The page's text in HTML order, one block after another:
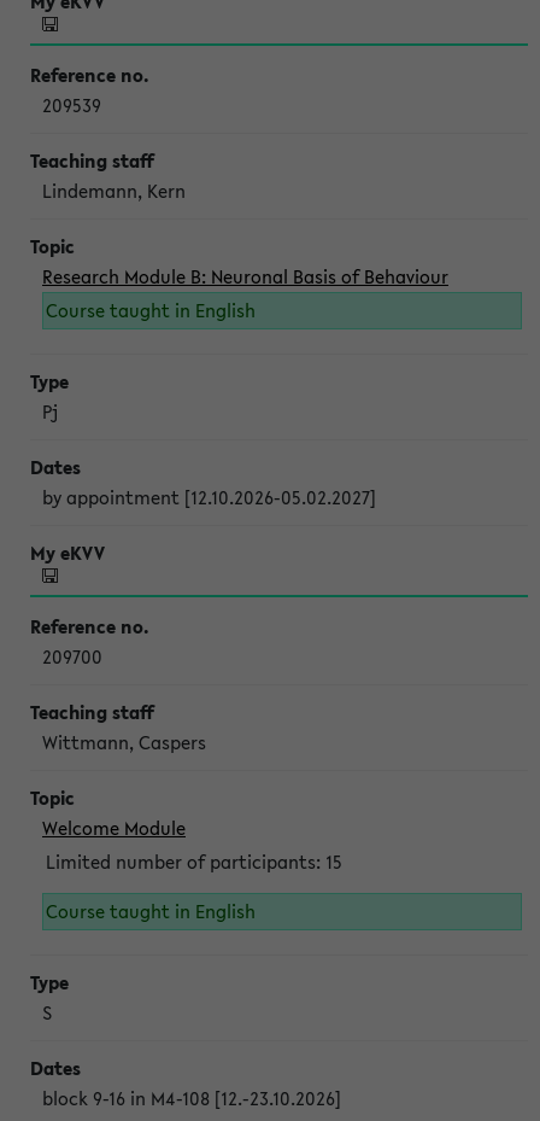
209539
Lindemann, Kern
Research Module B: Neuronal Basis of Behaviour
Course taught in English
Pj
by appointment [12.10.2026-05.02.2027]
209700
Wittmann, Caspers
Welcome Module
Limited number of participants: 15
Course taught in English
S
block 9-16 in M4-108 [12.-23.10.2026]